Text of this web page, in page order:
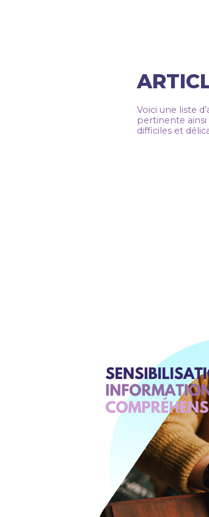
Voici une liste
pertinente ainsi
difficiles et